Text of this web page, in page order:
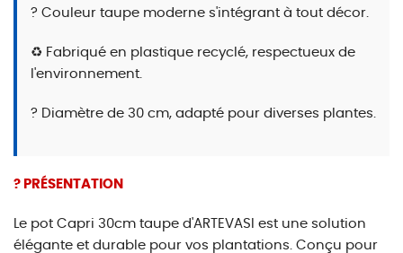
? Couleur taupe moderne s'intégrant à tout décor.
♻️ Fabriqué en plastique recyclé, respectueux de
l'environnement.
? Diamètre de 30 cm, adapté pour diverses plantes.
? PRÉSENTATION
Le pot Capri 30cm taupe d'ARTEVASI est une solution
élégante et durable pour vos plantations. Conçu pour